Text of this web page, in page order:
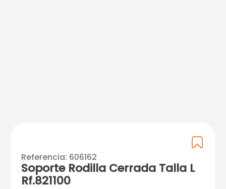
Referencia: 606162
Soporte Rodilla Cerrada Talla L
Rf.821100